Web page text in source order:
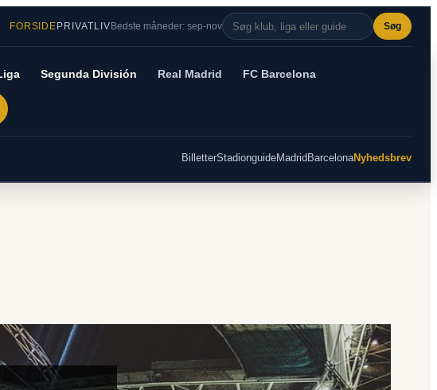
FORSIDEPRIVATLIVBedste måneder: sep-nov Søg
Segunda División Real Madrid FC Barcelona
BilletterStadionguideMadrid BarcelonaNyhedsbrev